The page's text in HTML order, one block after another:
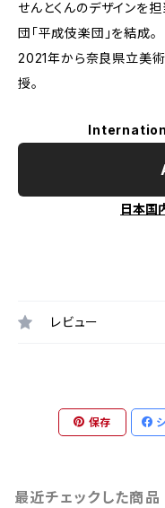
せんとくんのデザインを
団「平成伎楽団」を結成。
2021年から奈良県立美
授。
日本国
レビュー
保存
最近チェックした商品